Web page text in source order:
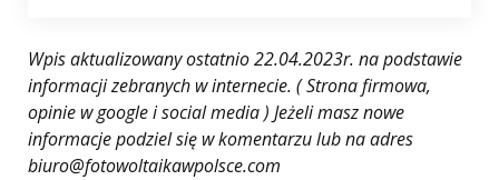
Wpis aktualizowany ostatnio 22.04.2023r. na podstawie
informacji zebranych w internecie. ( Strona firmowa,
opinie w google i social media ) Jeżeli masz nowe
informacje podziel się w komentarzu lub na adres
biuro@fotowoltaikawpolsce.com